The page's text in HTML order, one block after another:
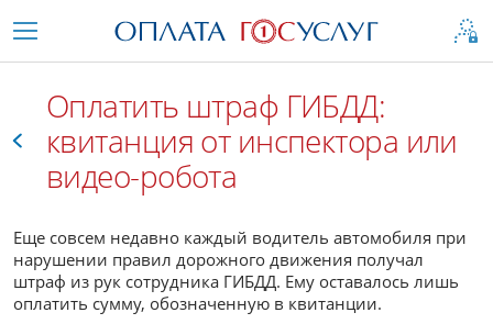
Оплатить штраф ГИБДД:
квитанция от инспектора или
видео-робота
Еще совсем недавно каждый водитель автомобиля при
нарушении правил дорожного движения получал
штраф из рук сотрудника ГИБДД. Ему оставалось лишь
оплатить сумму, обозначенную в квитанции.